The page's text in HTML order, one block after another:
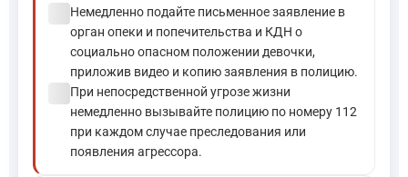
Немедленно подайте письменное заявление в
орган опеки и попечительства и КДН о
социально опасном положении девочки,
приложив видео и копию заявления в полицию.
При непосредственной угрозе жизни
немедленно вызывайте полицию по номеру 112
при каждом случае преследования или
появления агрессора.